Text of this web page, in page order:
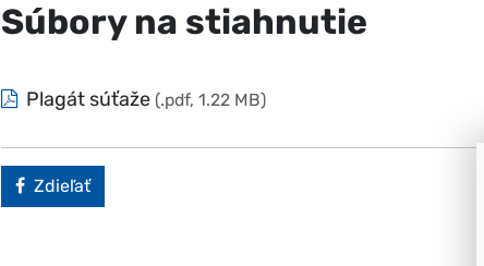
Súbory na stiahnutie
Plagát súťaže (.pdf, 1.22 MB)
Facebook
Zdieľať